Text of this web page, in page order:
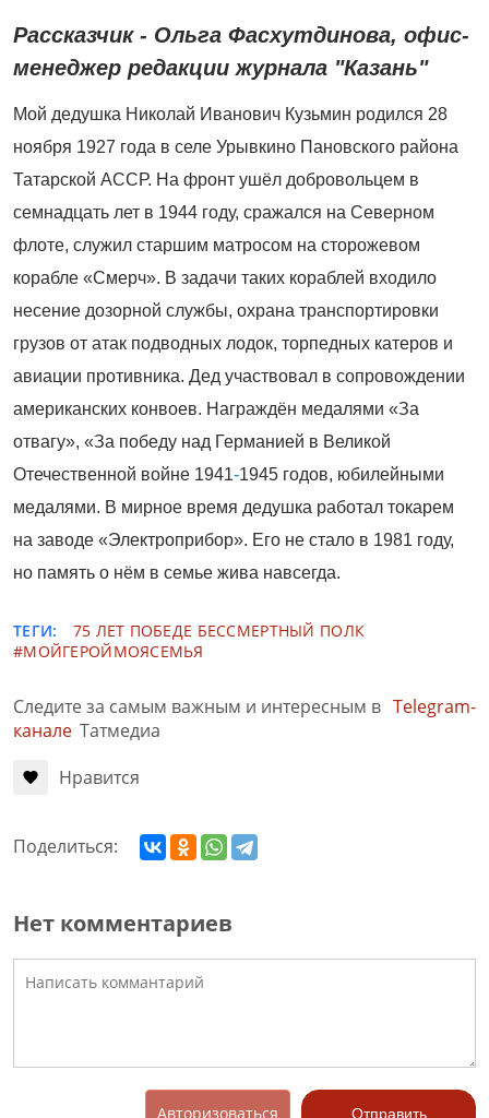
Рассказчик - Ольга Фасхутдинова, офис-
менеджер редакции журнала "Казань"
Мой дедушка Николай Иванович Кузьмин родился 28
ноября 1927 года в селе Урывкино Пановского района
Татарской АССР. На фронт ушёл добровольцем в
семнадцать лет в 1944 году, сражался на Северном
флоте, служил старшим матросом на сторожевом
корабле «Смерч». В задачи таких кораблей входило
несение дозорной службы, охрана транспортировки
грузов от атак подводных лодок, торпедных катеров и
авиации противника. Дед участвовал в сопровождении
американских конвоев. Награждён медалями «За
отвагу», «За победу над Германией в Великой
Отечественной войне 1941-1945 годов, юбилейными
медалями. В мирное время дедушка работал токарем
на заводе «Электроприбор». Его не стало в 1981 году,
но память о нём в семье жива навсегда.
ТЕГИ: 75 ЛЕТ ПОБЕДЕ БЕССМЕРТНЫЙ ПОЛК
#МОЙГЕРОЙМОЯСЕМЬЯ
Следите за самым важным и интересным в Telegram-
канале Татмедиа
Нравится
Поделиться:
Нет комментариев
Авторизоваться Отправить